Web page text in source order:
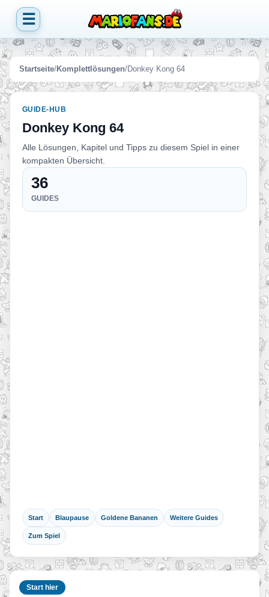
☰
Startseite/Komplettlösungen/Donkey Kong 64
GUIDE-HUB
Donkey Kong 64
Alle Lösungen, Kapitel und Tipps zu diesem Spiel in einer
kompakten Übersicht.
36
GUIDES
Start Blaupause Goldene Bananen Weitere Guides
Zum Spiel
Start hier